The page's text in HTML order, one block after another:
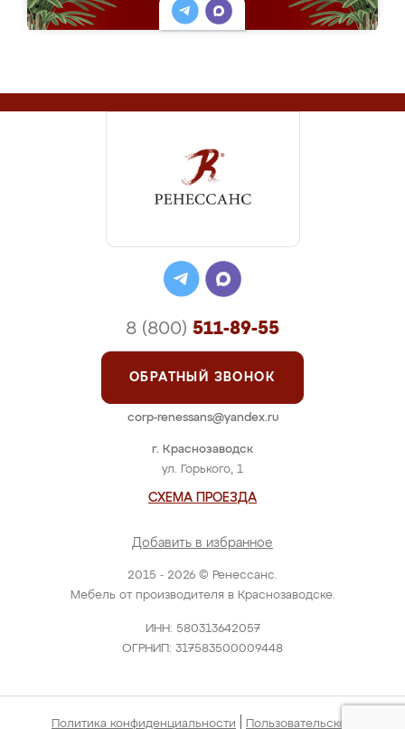
2015 - 2026 © Ренессанс.
Мебель от производителя в Краснозаводске.
ИНН: 580313642057
ОГРНИП: 317583500009448
г. Краснозаводск
ул. Горького, 1
СХЕМА ПРОЕЗДА
Добавить в избранное
8 (800) 511-89-55
ОБРАТНЫЙ ЗВОНОК
corp-renessans@yandex.ru
Политика конфиденциальности Пользовательское